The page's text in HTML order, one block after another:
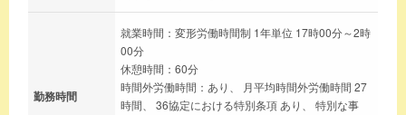
勤務時間
就業時間：変形労働時間制 1年単位 17時00分～2時
00分
休憩時間：60分
時間外労働時間：あり、 月平均時間外労働時間 27
時間、 36協定における特別条項 あり、 特別な事